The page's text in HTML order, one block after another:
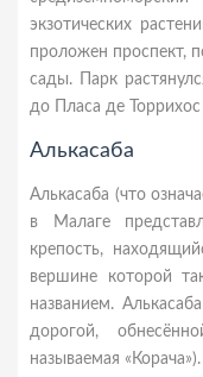
экзотических
проложен проспект,
сады. Парк
до Пласа де
Алькасаба
Алькасаба (что
в Малаге
крепость,
вершине которой
названием.
дорогой,
называемая